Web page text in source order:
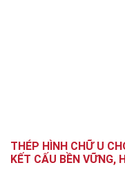
THÉP HÌNH CHỮ U
KẾT CẤU BỀN VỮNG,